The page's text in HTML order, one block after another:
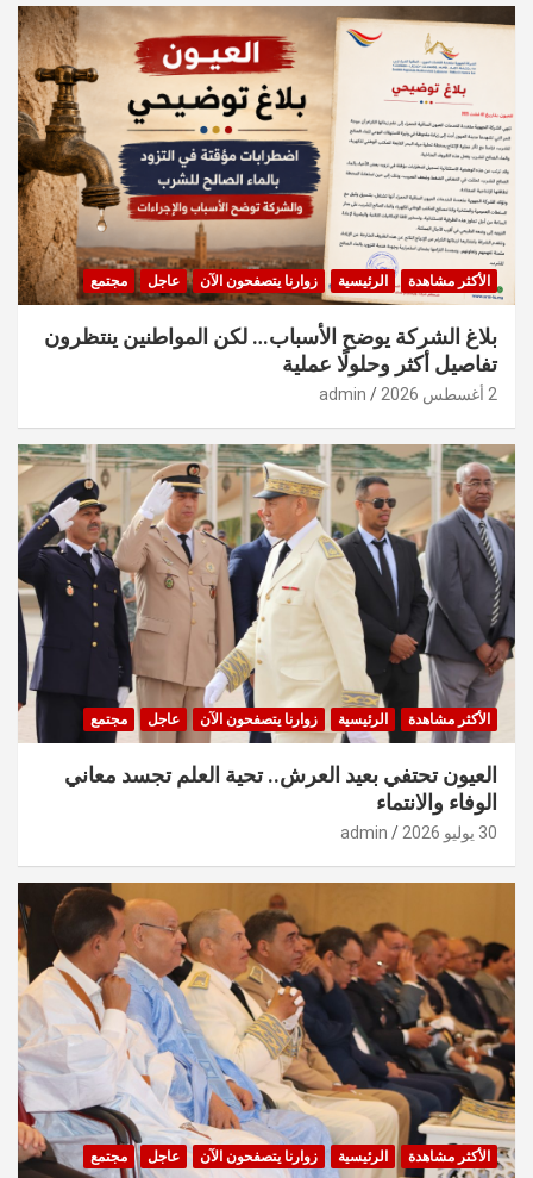
الأكثر مشاهدة الرئيسية زوارنا يتصفحون الآن عاجل مجتمع
بلاغ الشركة يوضح الأسباب… لكن المواطنين ينتظرون
تفاصيل أكثر وحلولًا عملية
2 أغسطس 2026 admin
الأكثر مشاهدة الرئيسية زوارنا يتصفحون الآن عاجل مجتمع
العيون تحتفي بعيد العرش.. تحية العلم تجسد معاني
الوفاء والانتماء
30 يوليو 2026 admin
الأكثر مشاهدة الرئيسية زوارنا يتصفحون الآن عاجل مجتمع